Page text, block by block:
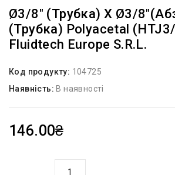
Ø3/8″ (трубка) Х Ø3/
(трубка) Polyacetal
Fluidtech Europe S.r.l.
Код продукту: 104725
Наявність: В наявності
146.00₴